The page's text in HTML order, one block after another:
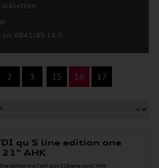
an: 0841/49 14-0
2 3 15 16 17
qu S line edition one
21" AHK